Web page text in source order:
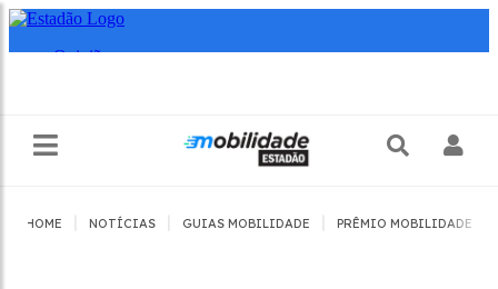
HOME NOTÍCIAS GUIAS MOBILIDADE PRÊMIO MOBILIDADE